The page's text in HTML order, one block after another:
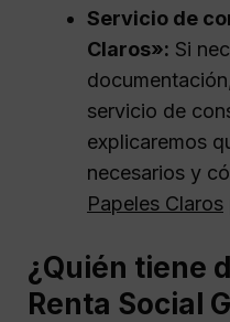
Servicio de
Claros»: Si
servicio de
explicaremos
necesarios y
Papeles Claros
¿Quién tiene
Renta Social